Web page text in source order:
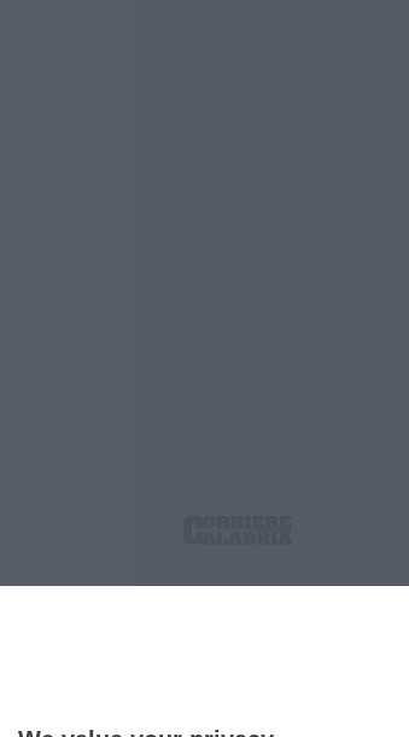
P.IVA. 03199620794, Via del
Iscrizione tribunale di